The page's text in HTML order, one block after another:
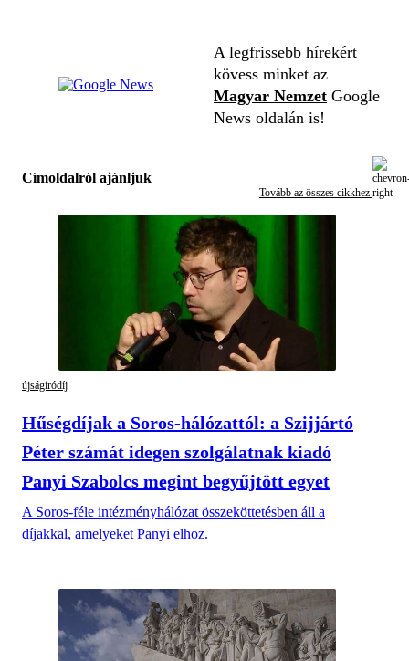
A legfrissebb hírekért
kövess minket az
Magyar Nemzet Google
News oldalán is!
Címoldalról ajánljuk
Tovább az összes cikkhez
újságíródíj
Hűségdíjak a Soros-hálózattól: a Szijjártó
Péter számát idegen szolgálatnak kiadó
Panyi Szabolcs megint begyűjtött egyet
A Soros-féle intézményhálózat összeköttetésben áll a
díjakkal, amelyeket Panyi elhoz.